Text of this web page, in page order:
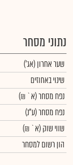
נתוני מסחר
שער אחרון (אג')
שינוי באחוזים
נפח מסחר(א` ₪)
נפח מסחר(ע"נ)
שווי שוק (א` ₪)
הון רשום למסחר